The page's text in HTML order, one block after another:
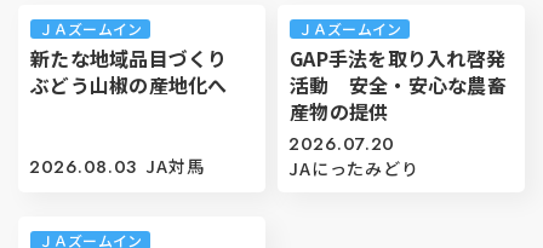
ＪＡズームイン
新たな地域品目づくり
ぶどう山椒の産地化へ
2026.08.03 JA対馬
ＪＡズームイン
GAP手法を取り入れ啓発
活動 安全・安心な農畜
産物の提供
2026.07.20
JAにったみどり
ＪＡズームイン